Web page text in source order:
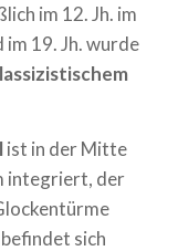
im 12. Jh. im
im 19. Jh. wurde
ist in der Mitte
integriert, der
sich